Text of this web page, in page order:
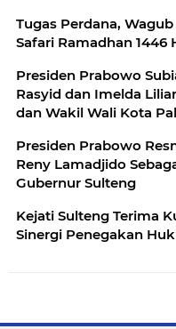
Tugas Perdana,
Safari Ramadhan 1446
Presiden Prabowo
Rasyid dan Imelda
dan Wakil Wali Kota
Presiden Prabowo
Reny Lamadjido
Gubernur Sulteng
Kejati Sulteng Terima
Sinergi Penegakan